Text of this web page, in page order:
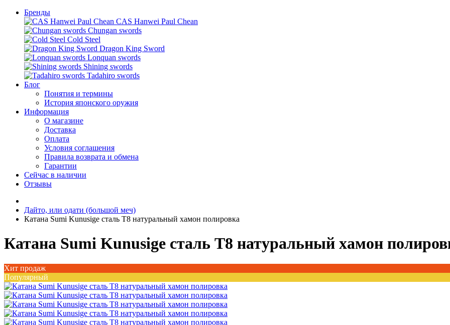
Бренды
CAS Hanwei Paul Chean
Chungan swords
Cold Steel
Dragon King Sword
Lonquan swords
Shining swords
Tadahiro swords
Блог
Понятия и термины
История японского оружия
Информация
О магазине
Доставка
Оплата
Условия соглашения
Правила возврата и обмена
Гарантии
Сейчас в наличии
Отзывы
Дайто, или одати (большой меч)
Катана Sumi Kunusige сталь T8 натуральный хамон полировка
Катана Sumi Kunusige сталь T8 натуральный хамон
Хит продаж
Популярный